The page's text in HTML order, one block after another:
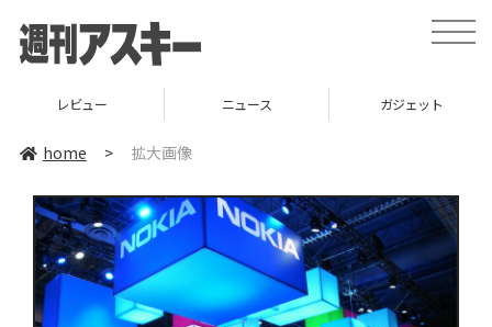
toggle
レビュー ニュース ガジェット
home > 拡大画像